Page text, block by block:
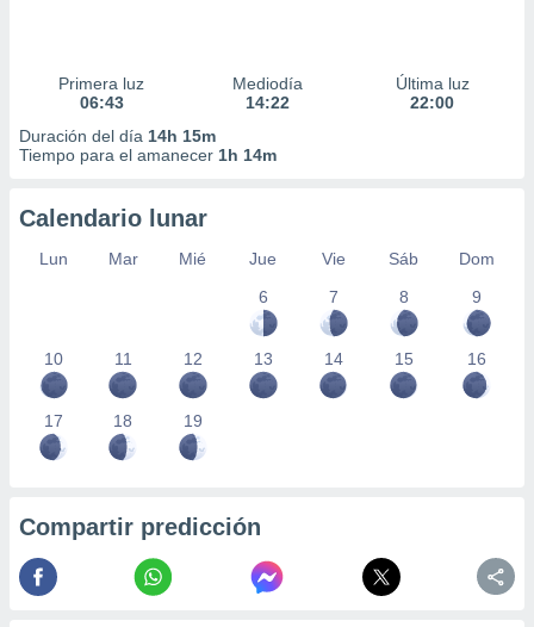
Primera luz
06:43
Mediodía
14:22
Última luz
22:00
Duración del día 14h 15m
Tiempo para el amanecer 1h 14m
Calendario lunar
Lun Mar Mié Jue Vie Sáb
Dom
6
7 8 9
10 11 12 13 14 15 16
17 18 19
Compartir predicción